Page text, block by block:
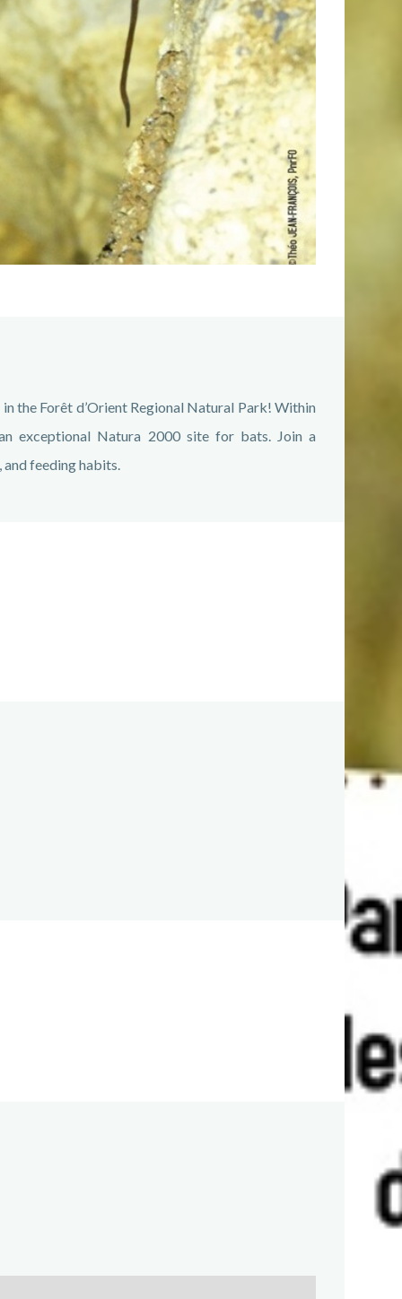
the Forêt d’Orient Regional Natural Park! Within
exceptional Natura 2000 site for bats. Join a
feeding habits.